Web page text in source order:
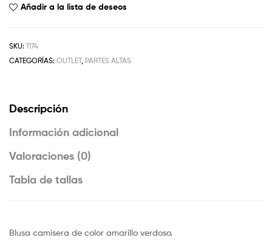
Añadir a la lista de deseos
SKU: 1174
CATEGORÍAS: OUTLET, PARTES ALTAS
Descripción
Información adicional
Valoraciones (0)
Tabla de tallas
Blusa camisera de color amarillo verdoso.